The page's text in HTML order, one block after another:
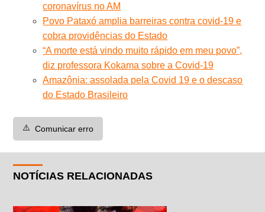
coronavírus no AM
Povo Pataxó amplia barreiras contra covid-19 e
cobra providências do Estado
“A morte está vindo muito rápido em meu povo”,
diz professora Kokama sobre a Covid-19
Amazônia: assolada pela Covid 19 e o descaso
do Estado Brasileiro
⚠️ Comunicar erro
NOTÍCIAS RELACIONADAS